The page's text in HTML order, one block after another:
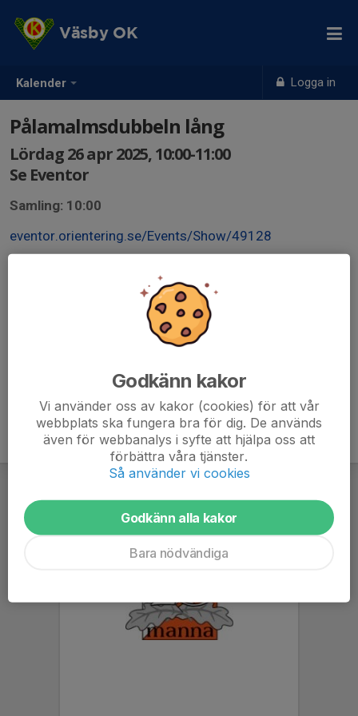
Kalender Logga in
Väsby OK
Pålamalmsdubbeln lång
Lördag 26 apr 2025, 10:00-11:00
Se Eventor
Samling: 10:00
eventor.orientering.se/Events/Show/49128
Godkänn kakor
Vi använder oss av kakor (cookies) för att vår
webbplats ska fungera bra för dig. De används
även för webbanalys i syfte att hjälpa oss att
förbättra våra tjänster.
Så använder vi cookies
Godkänn alla kakor
Bara nödvändiga